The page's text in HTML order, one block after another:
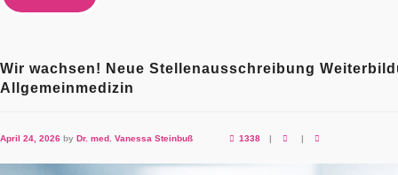
Wir wachsen! Neue Stellenausschreibung
Allgemeinmedizin
April 24, 2026 by Dr. med. Vanessa Steinbuß 1338